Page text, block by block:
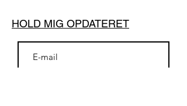
HOLD MIG OPDATERET